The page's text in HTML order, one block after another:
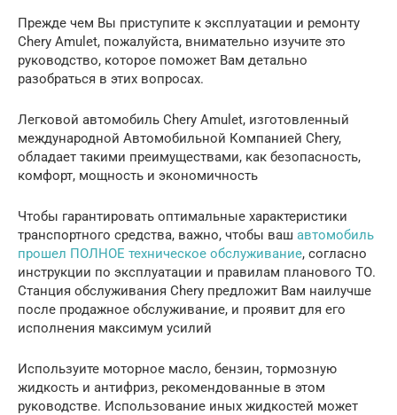
Прежде чем Вы приступите к эксплуатации и ремонту
Chery Amulet, пожалуйста, внимательно изучите это
руководство, которое поможет Вам детально
разобраться в этих вопросах.
Легковой автомобиль Chery Amulet, изготовленный
международной Автомобильной Компанией Chery,
обладает такими преимуществами, как безопасность,
комфорт, мощность и экономичность
Чтобы гарантировать оптимальные характеристики
транспортного средства, важно, чтобы ваш автомобиль
прошел ПОЛНОЕ техническое обслуживание, согласно
инструкции по эксплуатации и правилам планового ТО.
Станция обслуживания Chery предложит Вам наилучше
после продажное обслуживание, и проявит для его
исполнения максимум усилий
Используите моторное масло, бензин, тормозную
жидкость и антифриз, рекомендованные в этом
руководстве. Использование иных жидкостей может